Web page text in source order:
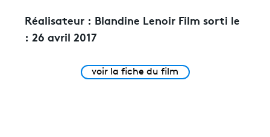
Réalisateur : Blandine Lenoir Film sorti le
: 26 avril 2017
voir la fiche du film